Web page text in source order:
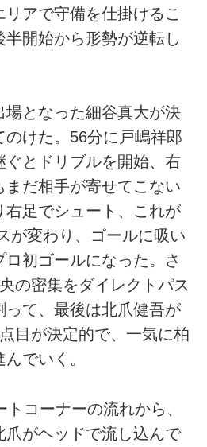
リアで守備を仕掛けるこ
半開始から形勢が逆転し
となった細谷真大が決
のけた。56分に戸嶋祥郎
ぐとドリブルを開始、右
だ相手が寄せてこない
右足でシュート、これが
が変わり、ゴールに吸い
初ゴールになった。さ
の密集をダイレクトパス
って、最後は北爪健吾が
目が決定的で、一気に柏
でいく。
コーナーの流れから、
爪がヘッドで流し込んで